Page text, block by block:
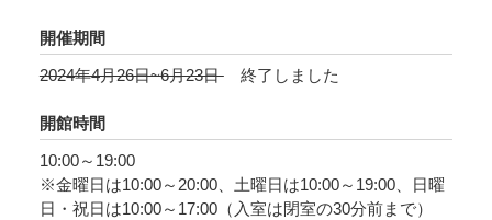
究室所蔵の歌川広重筆『名所江戸百景』（1856
年）などを基に千代田区の風景を描いた新作を
お見せします。浮世絵において最大のライバル
とされた北斎と広重が描いた江戸時代の風景
に、しりあがり寿氏が描きこんだ現代の文物や
人々のタイムトラブルを見て、クスッと笑いな
がらタイムトラベル(時間旅行)を楽しめる展覧
開催期間
2024年4月26日~6月23日
終了しました
開館時間
10:00～19:00
※金曜日は10:00～20:00、土曜日は10:00～19:00、日曜
日・祝日は10:00～17:00（入室は閉室の30分前まで）